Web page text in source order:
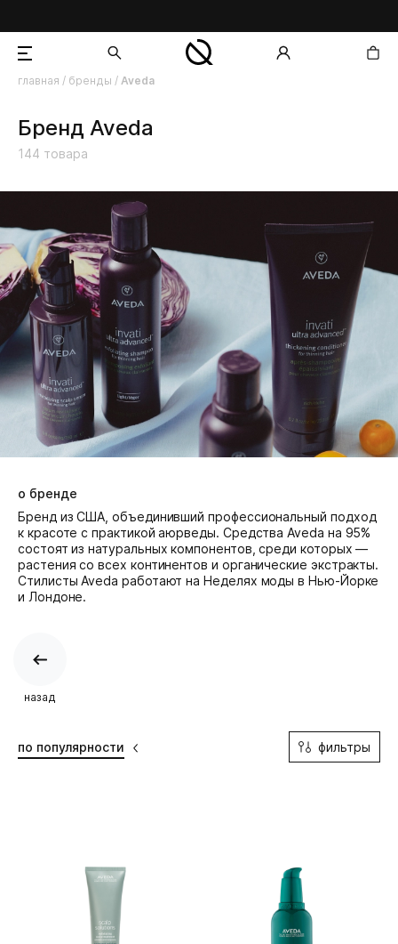
главная / бренды / Aveda
Бренд Aveda
144 товара
о бренде
Бренд из США, объединивший профессиональный подход
к красоте с практикой аюрведы. Средства Aveda на 95%
состоят из натуральных компонентов, среди которых —
растения со всех континентов и органические экстракты.
Cтилисты Aveda работают на Неделях моды в Нью-Йорке
и Лондоне.
назад
по популярности фильтры